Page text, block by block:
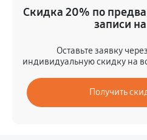
1490 руб
Замена
1080 руб
Ремонт
Скидка 20% по
записи
Оставьте заявку
индивидуальную скидку на
Получить